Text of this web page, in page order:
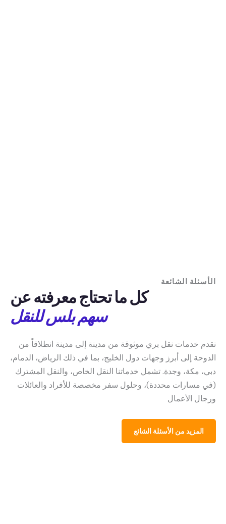
الأسئلة الشائعة
كل ما تحتاج معرفته عن
سهم بلس للنقل
نقدم خدمات نقل بري موثوقة من مدينة إلى مدينة انطلاقاً من
الدوحة إلى أبرز وجهات دول الخليج، بما في ذلك الرياض، الدمام،
دبي، مكة، وجدة. تشمل خدماتنا النقل الخاص، والنقل المشترك
(في مسارات محددة)، وحلول سفر مخصصة للأفراد والعائلات
ورجال الأعمال
المزيد من الأسئلة الشائع